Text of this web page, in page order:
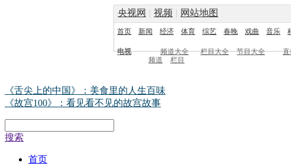
央视网 | 视频 | 网站地图
首页 新闻 经济 体育 综艺 春晚 戏曲 音乐
电视 频道大全 栏目大全 节目大全
频道
栏目
《舌尖上的中国》：美食里的人生百味
《故宫100》：看见看不见的故宫故事
搜索
首页